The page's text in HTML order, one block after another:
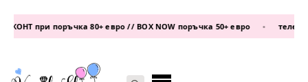
при поръчка 80+ евро // BOX NOW поръчка 50+ евро • телефон: